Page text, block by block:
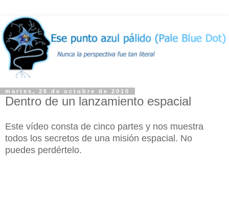
martes, 26 de octubre de 2010
Dentro de un lanzamiento espacial
Este vídeo consta de cinco partes y nos muestra
todos los secretos de una misión espacial. No
puedes perdértelo.